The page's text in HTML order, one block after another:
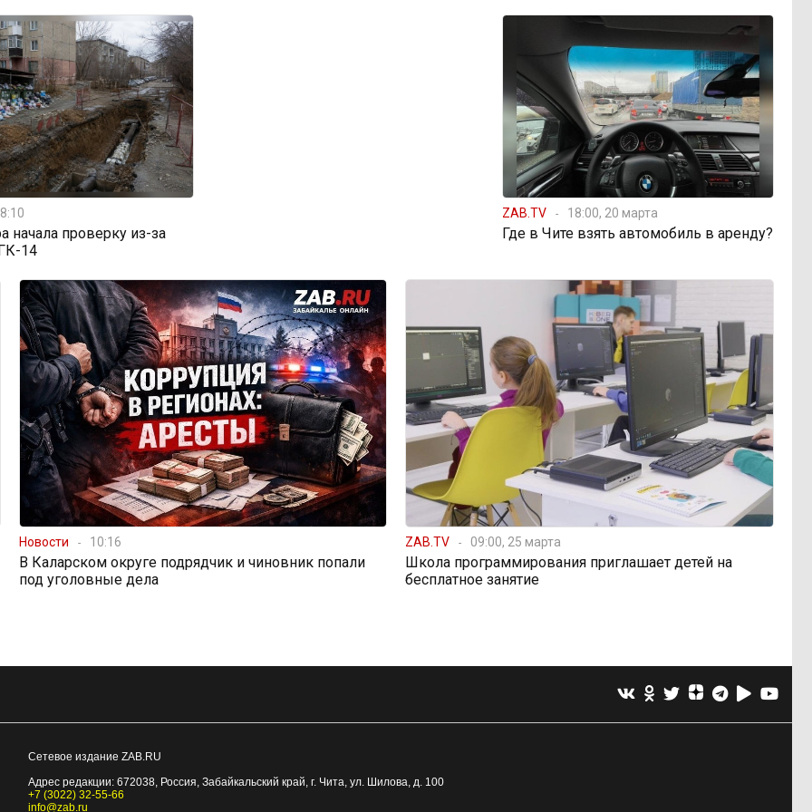
начала проверку из-за
14
ZAB.TV 18:00, 20 марта
Где в Чите взять автомобиль в аренду?
Новости 10:16
В Каларском округе подрядчик и чиновник попали
под уголовные дела
ZAB.TV 09:00, 25 марта
Школа программирования приглашает детей на
бесплатное занятие
Сетевое издание ZAB.RU
Адрес редакции: 672038, Россия, Забайкальский край, г. Чита, ул. Шилова, д. 100
+7 (3022) 32-55-66
info@zab.ru